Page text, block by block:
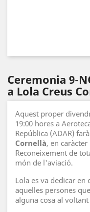
Ceremonia 9-
a Lola Creus
Aquest proper
19:00 hores a
República (ADAR)
Cornellà, en
Reconeixement de
món de l'aviació.
Lola es va dedicar en
aquelles persones
alguna cosa al